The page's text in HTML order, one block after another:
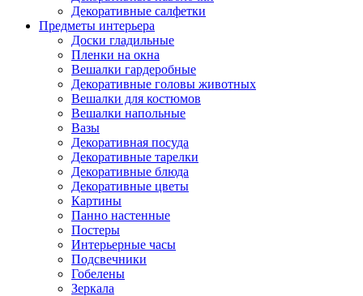
Декоративные салфетки
Предметы интерьера
Доски гладильные
Пленки на окна
Вешалки гардеробные
Декоративные головы животных
Вешалки для костюмов
Вешалки напольные
Вазы
Декоративная посуда
Декоративные тарелки
Декоративные блюда
Декоративные цветы
Картины
Панно настенные
Постеры
Интерьерные часы
Подсвечники
Гобелены
Зеркала